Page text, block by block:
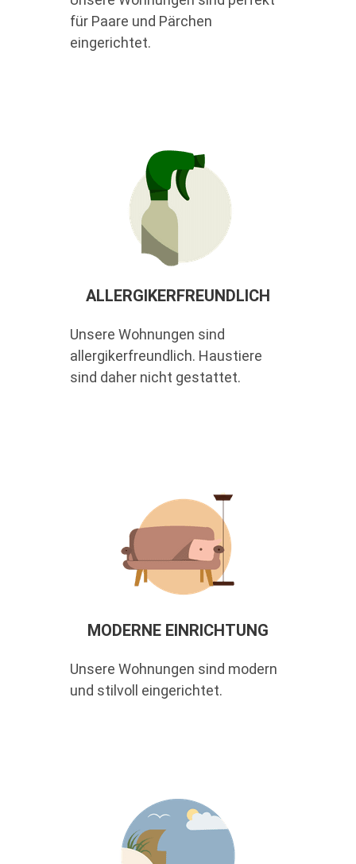
für Paare und Pärchen
eingerichtet.
ALLERGIKERFREUNDLICH
Unsere Wohnungen sind
allergikerfreundlich. Haustiere
sind daher nicht gestattet.
MODERNE EINRICHTUNG
Unsere Wohnungen sind modern
und stilvoll eingerichtet.